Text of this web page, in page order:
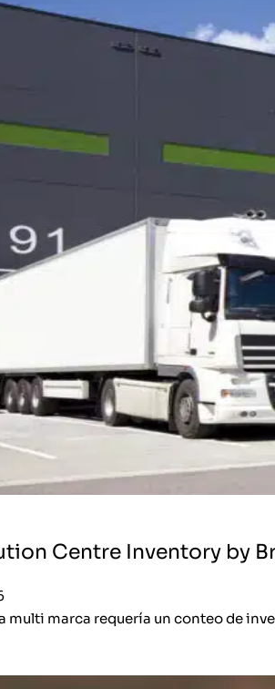
Centre Inventory by
multi marca requería un conteo de